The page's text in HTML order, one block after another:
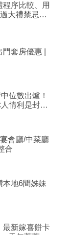
序比較、用
大禮禁忌及
套房優惠 |
位數出爐！
情利是封寫
會廳/中菜廳
合
本地6間姊妹
最新嫁喜餅卡